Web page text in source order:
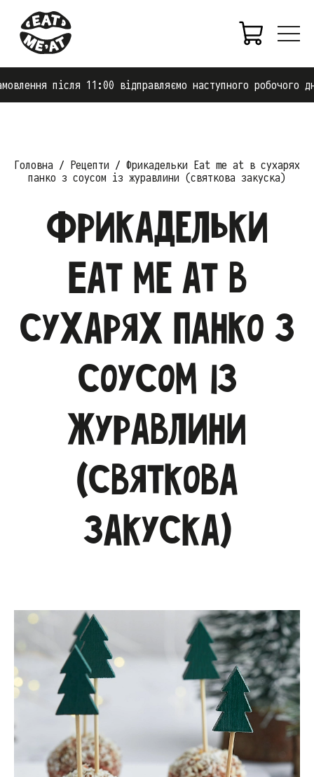
11:00 відправляємо наступного робочого дня.
Головна Рецепти
Фрикадельки Eat me at в сухарях
панко з соусом із журавлини (святкова закуска)
Фрикадельки
Eat me at в
сухарях панко з
соусом із
журавлини
(святкова
закуска)